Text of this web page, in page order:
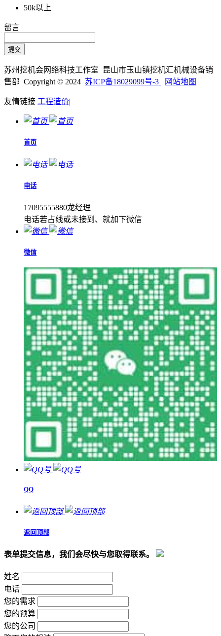
50k以上
留言
苏州挖机会网络科技工作室 昆山市玉山镇挖机汇机械设备销
售部 Copyright © 2024 苏ICP备18029099号-3 网站地图
友情链接 工程造价|
首页
电话
17095555880龙经理
电话若占线或未接到、就加下微信
微信
QQ
返回顶部
表单提交信息，我们会尽快与您取得联系。
姓名
电话
您的需求
您的预算
您的公司